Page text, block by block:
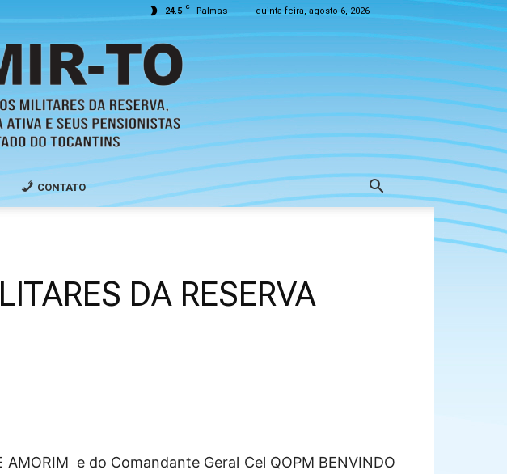
24.5 C Palmas quinta-feira, agosto 6, 2026
CONTATO
DA RESERVA
AMORIM e do Comandante Geral Cel QOPM BENVINDO